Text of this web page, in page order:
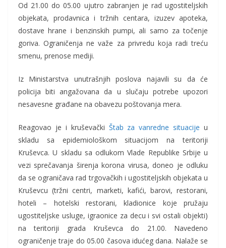
Od 21.00 do 05.00 ujutro zabranjen je rad ugostiteljskih
objekata, prodavnica i tržnih centara, izuzev apoteka,
dostave hrane i benzinskih pumpi, ali samo za točenje
goriva. Ograničenja ne važe za privredu koja radi treću
smenu, prenose mediji.
Iz Ministarstva unutrašnjih poslova najavili su da će
policija biti angažovana da u slučaju potrebe upozori
nesavesne građane na obavezu poštovanja mera.
Reagovao je i kruševački Štab za vanredne situacije u
skladu sa epidemiološkom situacijom na teritoriji
Кruševca. U skladu sa odlukom Vlade Republike Srbije u
vezi sprečavanja širenja korona virusa, doneo je odluku
da se ograničava rad trgovačkih i ugostiteljskih objekata u
Кruševcu (tržni centri, marketi, kafići, barovi, restorani,
hoteli – hotelski restorani, kladionice koje pružaju
ugostiteljske usluge, igraonice za decu i svi ostali objekti)
na teritoriji grada Кruševca do 21.00. Navedeno
ograničenje traje do 05.00 časova idućeg dana. Nalaže se